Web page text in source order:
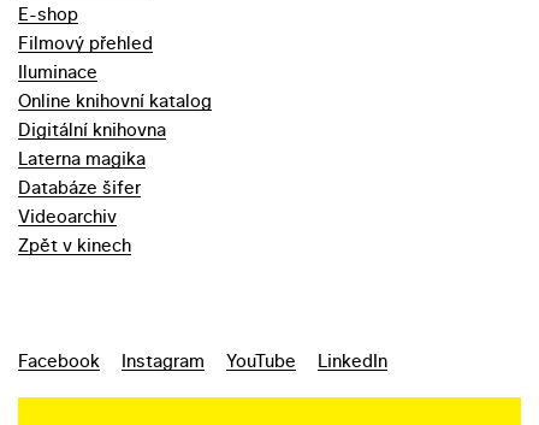
E-shop
Filmový přehled
Iluminace
Online knihovní katalog
Digitální knihovna
Laterna magika
Databáze šifer
Videoarchiv
Zpět v kinech
Facebook Instagram YouTube LinkedIn